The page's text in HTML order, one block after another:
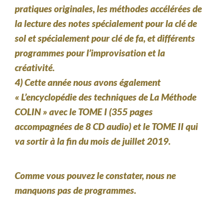
pratiques originales, les méthodes accélérées de
la lecture des notes spécialement pour la clé de
sol et spécialement pour clé de fa, et différents
programmes pour l’improvisation et la
créativité.
4) Cette année nous avons également
« L’encyclopédie des techniques de La Méthode
COLIN » avec le TOME I (355 pages
accompagnées de 8 CD audio) et le TOME II qui
va sortir à la fin du mois de juillet 2019.
Comme vous pouvez le constater, nous ne
manquons pas de programmes.